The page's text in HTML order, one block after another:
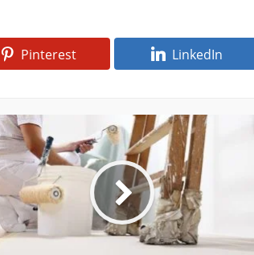
Pinterest LinkedIn